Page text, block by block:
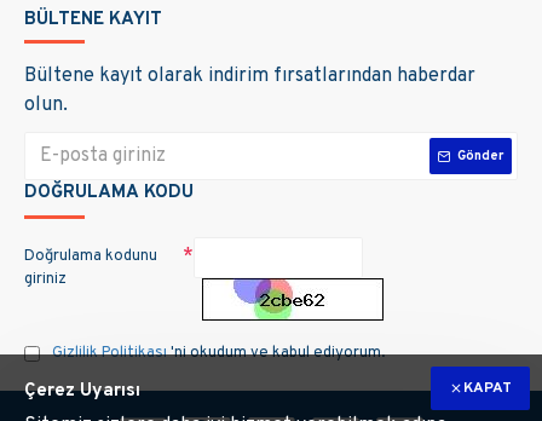
BÜLTENE KAYIT
Bültene kayıt olarak indirim fırsatlarından haberdar
olun.
Gönder
DOĞRULAMA KODU
Doğrulama kodunu
giriniz
Gizlilik Politikası'ni okudum ve kabul ediyorum.
KAPAT
Çerez Uyarısı